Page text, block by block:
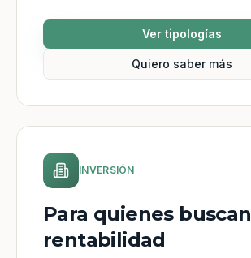
Ver tipologías
Quiero saber más
INVERSIÓN
Para quienes buscan
rentabilidad